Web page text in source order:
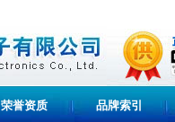
荣誉资质 品牌索引